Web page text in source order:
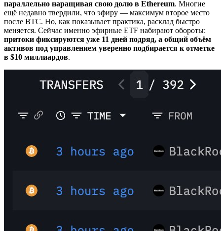
параллельно наращивая свою долю в Ethereum. Многие
ещё недавно твердили, что эфиру — максимум второе место
после BTC. Но, как показывает практика, расклад быстро
меняется. Сейчас именно эфирные ETF набирают обороты:
притоки фиксируются уже 11 дней подряд, а общий объём
активов под управлением уверенно подбирается к отметке
в $10 миллиардов.